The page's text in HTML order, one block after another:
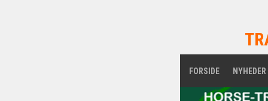
FORSIDE NYHEDER